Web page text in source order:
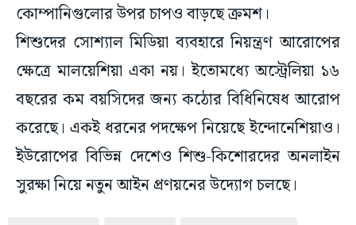
কোম্পানিগুলোর উপর চাপও বাড়ছে ক্রমশ।
শিশুদের সোশ্যাল মিডিয়া ব্যবহারে নিয়ন্ত্রণ আরোপের
ক্ষেত্রে মালয়েশিয়া একা নয়। ইতোমধ্যে অস্ট্রেলিয়া ১৬
বছরের কম বয়সিদের জন্য কঠোর বিধিনিষেধ আরোপ
করেছে। একই ধরনের পদক্ষেপ নিয়েছে ইন্দোনেশিয়াও।
ইউরোপের বিভিন্ন দেশেও শিশু-কিশোরদের অনলাইন
সুরক্ষা নিয়ে নতুন আইন প্রণয়নের উদ্যোগ চলছে।